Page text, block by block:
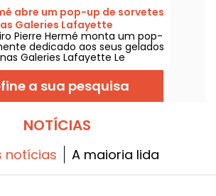
uma bela vista para
abre um pop-up de sorvetes
Galeries Lafayette
Pierre Hermé monta um pop-
dedicado aos seus gelados
Galeries Lafayette Le
9º arrondissement de Paris, de
2 de setembro de 2026. Fomos
as suas brioche geladas
com leite vegetal e as
a sua pesquisa
NOTÍCIAS
notícias A maioria lida